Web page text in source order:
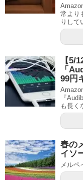
常より
りして
【5/
「
99円
『
も長く
春の
イソ
メルペ